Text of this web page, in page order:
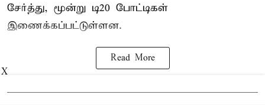
சேர்த்து, மூன்று டி20 போட்டிகள்
இணைக்கப்பட்டுள்ளன.
Read More
X